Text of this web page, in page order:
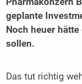
geplante
Noch heuer
sollen.
Das tut richtig